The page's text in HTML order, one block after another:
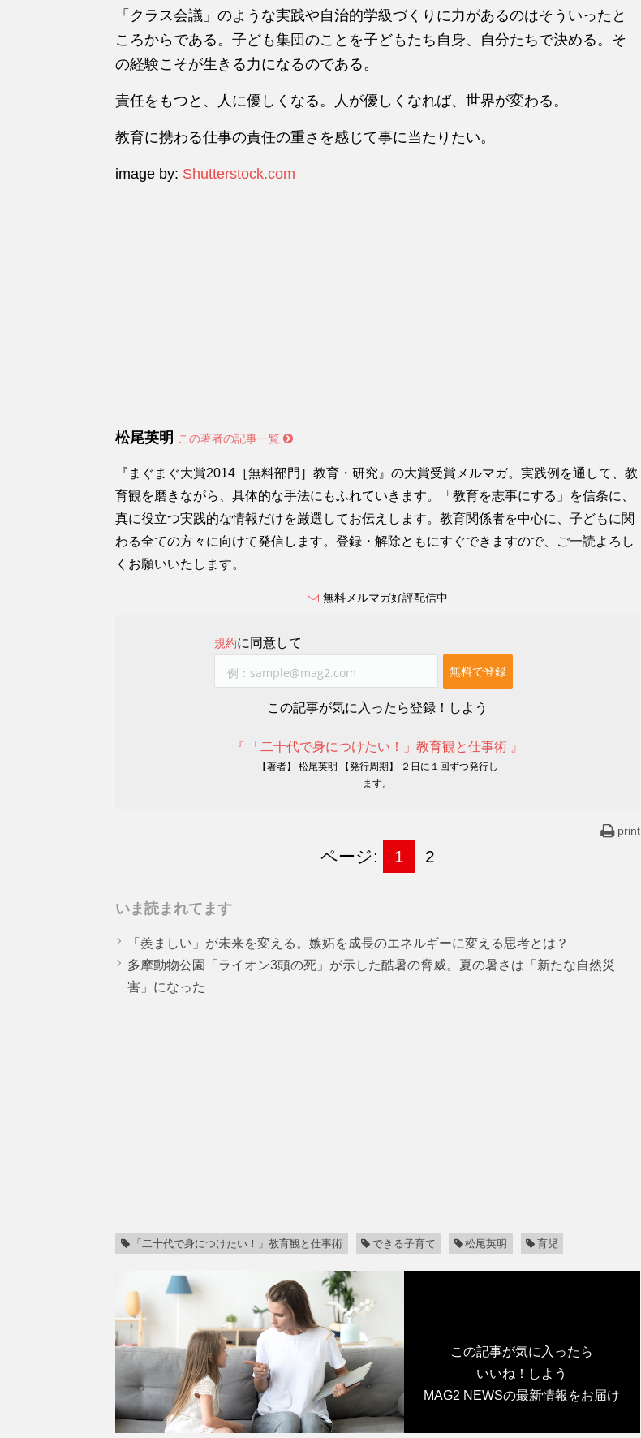
「クラス会議」のような実践や自治的学級づくりに力があるのはそういったと
ころからである。子ども集団のことを子どもたち自身、自分たちで決める。そ
の経験こそが生きる力になるのである。
責任をもつと、人に優しくなる。人が優しくなれば、世界が変わる。
教育に携わる仕事の責任の重さを感じて事に当たりたい。
image by: Shutterstock.com
松尾英明 この著者の記事一覧
『まぐまぐ大賞2014［無料部門］教育・研究』の大賞受賞メルマガ。実践例を通して、教
育観を磨きながら、具体的な手法にもふれていきます。「教育を志事にする」を信条に、
真に役立つ実践的な情報だけを厳選してお伝えします。教育関係者を中心に、子どもに関
わる全ての方々に向けて発信します。登録・解除ともにすぐできますので、ご一読よろし
くお願いいたします。
無料メルマガ好評配信中
規約に同意して
この記事が気に入ったら登録！しよう
『 「二十代で身につけたい！」教育観と仕事術 』
【著者】 松尾英明 【発行周期】 ２日に１回ずつ発行し
ます。
print
ページ: 1 2
いま読まれてます
「羨ましい」が未来を変える。嫉妬を成長のエネルギーに変える思考とは？
多摩動物公園「ライオン3頭の死」が示した酷暑の脅威。夏の暑さは「新たな自然災
害」になった
「二十代で身につけたい！」教育観と仕事術 できる子育て 松尾英明 育児
この記事が気に入ったら
いいね！しよう
MAG2 NEWSの最新情報をお届け